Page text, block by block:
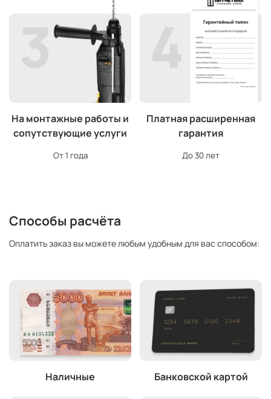
На монтажные работы и
сопутствующие услуги
От 1 года
Платная расширенная
гарантия
До 30 лет
Способы расчёта
Оплатить заказ вы можете любым удобным для вас способом:
Наличные Банковской картой